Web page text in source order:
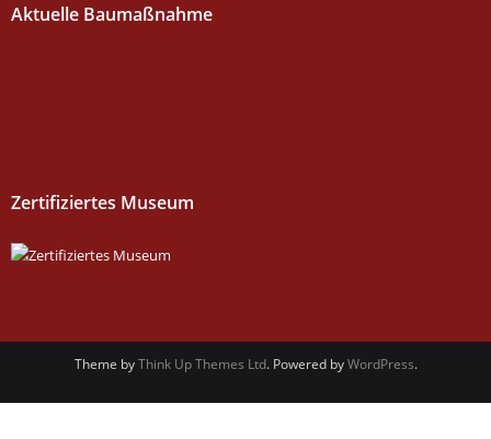
Aktuelle Baumaßnahme
Zertifiziertes Museum
Theme byThink Up Themes Ltd. Powered byWordPress.